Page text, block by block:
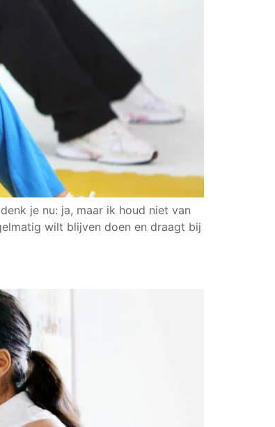
je nu: ja, maar ik houd niet van
wilt blijven doen en draagt bij